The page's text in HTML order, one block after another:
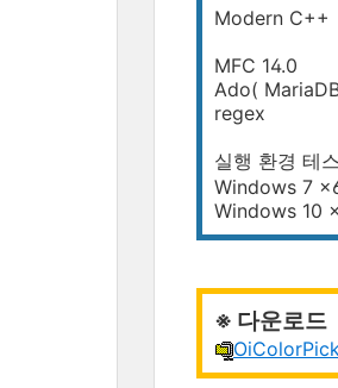
Modern C++
MFC 14.0
Ado(
regex
실행 환경 테
Windows 7
Windows 10
※ 다운로드